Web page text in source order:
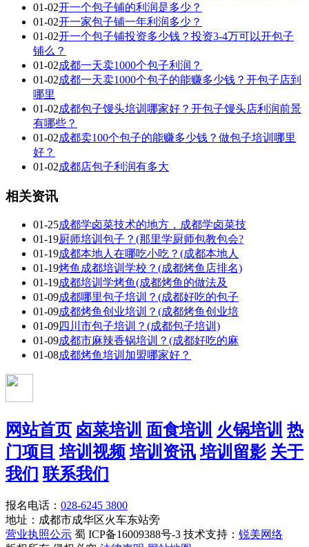
01-02开一个包子铺的利润是多少？
01-02开一家包子铺一年利润多少？
01-02开一个包子铺投资多少钱？投资3-4万可以开包子
铺么？
01-02成都一天卖1000个包子利润？
01-02成都一天卖1000个包子的能赚多少钱？开包子店到
哪里
01-02成都包子馒头培训哪家好？开包子馒头店利润前景
有哪些？
01-02成都卖100个包子的能赚多少钱？做包子培训哪里
好？
01-02成都店包子利润有多大
相关资讯
01-25成都学卤菜技术的地方，成都学卤菜技
01-19厨师培训包子？(那里学厨师包教包会?
01-19成都本地人在哪吃小吃？(成都本地人
01-19烤鱼成都培训学校？(成都烤鱼店排名)
01-19成都培训学烤鱼(成都烤鱼的做法及
01-09成都哪里包子培训？(成都好吃的包子
01-09成都烤鱼创业培训？(成都烤鱼创业培
01-09四川市包子培训？(成都包子培训)
01-09成都市麻辣香锅培训？(成都好吃的麻
01-08成都烤鱼培训加盟哪家好？
网站首页 卤菜培训 面食培训 火锅培训 热
门项目 培训视频 培训资讯 培训留影 关于
我们 联系我们
报名电话： 028-6245 3800
地址：成都市成华区火车东站旁
营业执照公示 蜀 ICP备16009388号-3 技术支持： 锐美网络